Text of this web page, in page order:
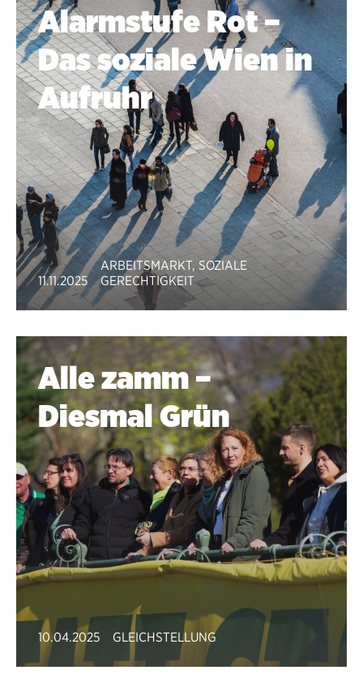
Alarmstufe Rot –
Das soziale Wien in
Aufruhr
11.11.2025
ARBEITSMARKT,SOZIALE
GERECHTIGKEIT
Alle zamm –
Diesmal Grün
10.04.2025 GLEICHSTELLUNG